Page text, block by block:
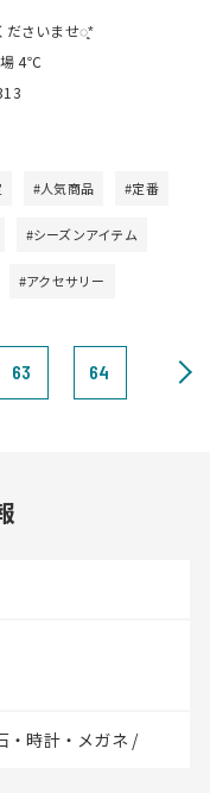
ださいませ◌̥*̣
場 4℃
#人気商品 #定番
#シーズンアイテム
#アクセサリー
63 64
・時計・メガネ /